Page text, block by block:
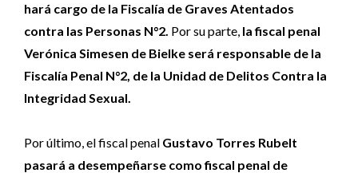
hará cargo de la Fiscalía de Graves Atentados
contra las Personas N°2. Por su parte, la fiscal penal
Verónica Simesen de Bielke será responsable de la
Fiscalía Penal N°2, de la Unidad de Delitos Contra la
Integridad Sexual.
Por último, el fiscal penal Gustavo Torres Rubelt
pasará a desempeñarse como fiscal penal de